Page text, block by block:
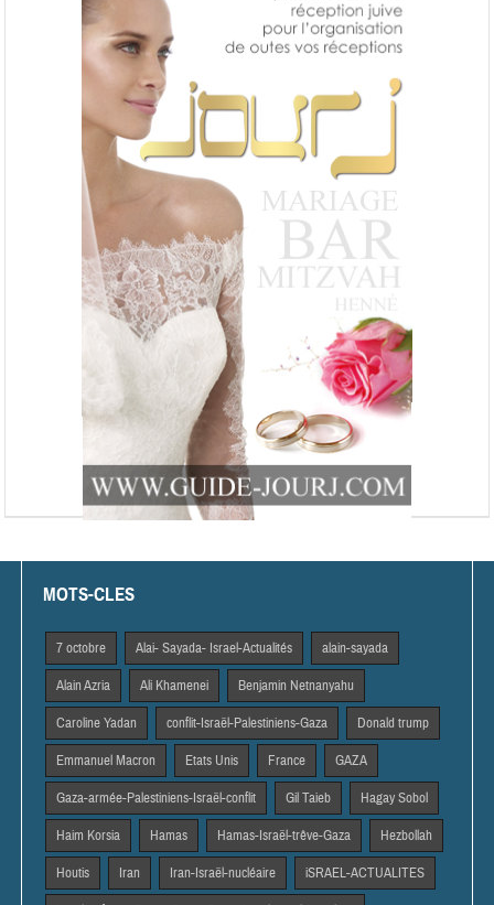
MOTS-CLES
7 octobre Alai- Sayada- Israel-Actualités alain-sayada
Alain Azria Ali Khamenei Benjamin Netnanyahu
Caroline Yadan conflit-Israël-Palestiniens-Gaza Donald trump
Emmanuel Macron Etats Unis France GAZA
Gaza-armée-Palestiniens-Israël-conflit Gil Taieb Hagay Sobol
Haim Korsia Hamas Hamas-Israël-trêve-Gaza Hezbollah
Houtis Iran Iran-Israël-nucléaire iSRAEL-ACTUALITES